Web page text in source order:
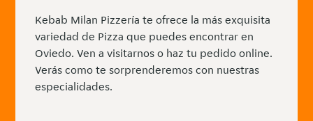
Kebab Milan Pizzería te ofrece la más exquisita
variedad de Pizza que puedes encontrar en
Oviedo. Ven a visitarnos o haz tu pedido online.
Verás como te sorprenderemos con nuestras
especialidades.